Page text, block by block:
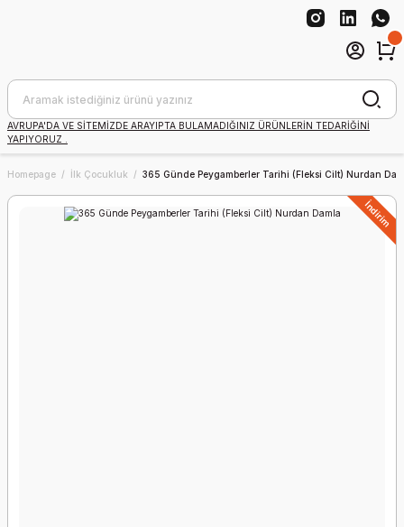
AVRUPA'DA VE SİTEMİZDE ARAYIPTA BULAMADIĞINIZ ÜRÜNLERİN TEDARİĞİNİ
YAPIYORUZ .
Homepage İlk Çocukluk 365 Günde Peygamberler Tarihi (Fleksi Cilt) Nurdan
İndirim